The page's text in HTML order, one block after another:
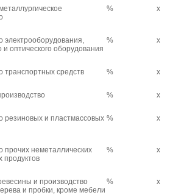
% х
электрооборудования,
и оптического оборудования
% х
транспортных средств % х
% х
резиновых и пластмассовых % х
прочих неметаллических
продуктов
% х
и производство
и пробки, кроме мебели
% х